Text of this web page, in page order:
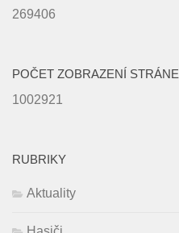
269406
POČET ZOBRAZENÍ
1002921
RUBRIKY
Aktuality